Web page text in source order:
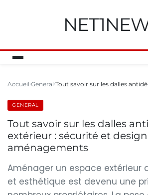
Accueil General Tout savoir sur les dalles
GENERAL
Tout savoir sur les dalles
extérieur : sécurité et
aménagements
Aménager un espace extérieur
et esthétique est devenu une